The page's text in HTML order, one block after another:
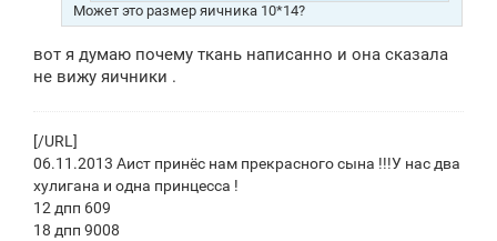
Может это размер яичника 10*14?
вот я думаю почему ткань написанно и она сказала
не вижу яичники .
[/URL]
06.11.2013 Аист принёс нам прекрасного сына !!!У нас два
хулигана и одна принцесса !
12 дпп 609
18 дпп 9008